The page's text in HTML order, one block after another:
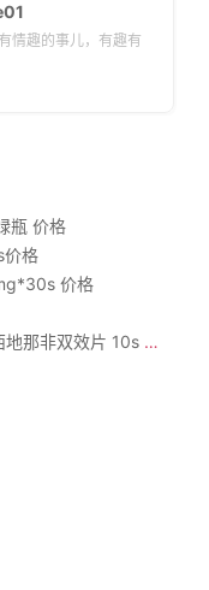
情趣的事儿，有趣有
瓶 价格
价格
价格
非双效片 10s 价格